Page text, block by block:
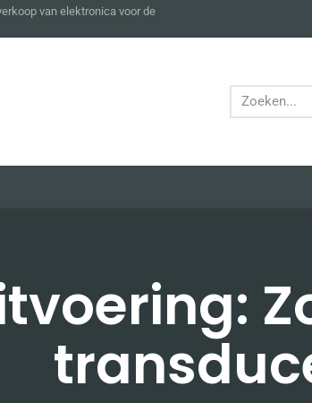
van elektronica voor de